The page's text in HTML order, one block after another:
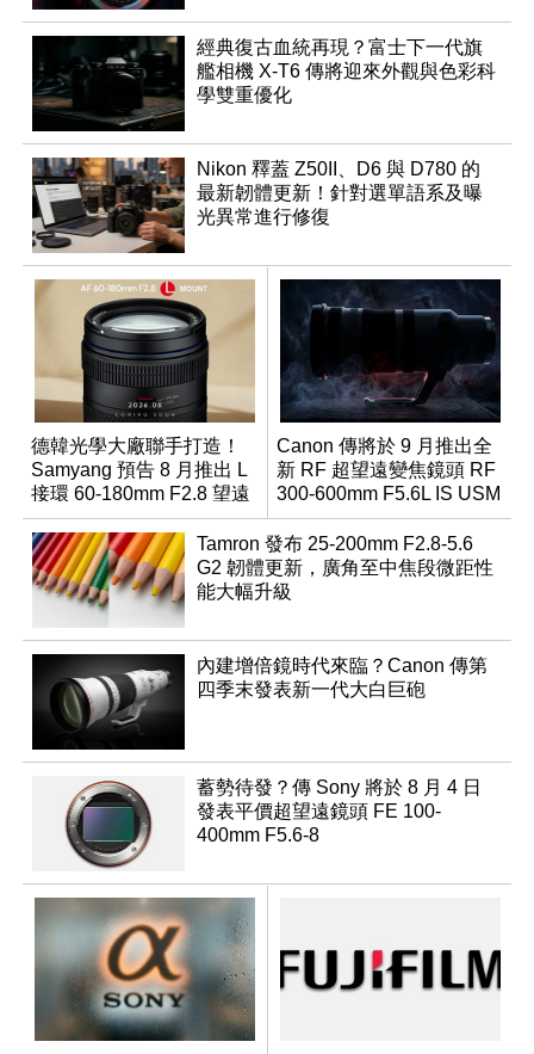
經典復古血統再現？富士下一代旗
艦相機 X-T6 傳將迎來外觀與色彩科
學雙重優化
Nikon 釋蓋 Z50II、D6 與 D780 的
最新韌體更新！針對選單語系及曝
光異常進行修復
德韓光學大廠聯手打造！
Samyang 預告 8 月推出 L
接環 60-180mm F2.8 望遠
變焦鏡
Canon 傳將於 9 月推出全
新 RF 超望遠變焦鏡頭 RF
300-600mm F5.6L IS USM
Tamron 發布 25-200mm F2.8-5.6
G2 韌體更新，廣角至中焦段微距性
能大幅升級
內建增倍鏡時代來臨？Canon 傳第
四季末發表新一代大白巨砲
蓄勢待發？傳 Sony 將於 8 月 4 日
發表平價超望遠鏡頭 FE 100-
400mm F5.6-8